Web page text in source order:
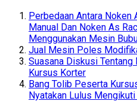
Perbedaan Antara Noken
Manual Dan Noken As
Menggunakan Mesin
Jual Mesin Poles
Suasana Diskusi
Kursus Korter
Bang Tolib Peserta
Nyatakan Lulus